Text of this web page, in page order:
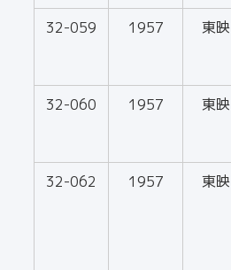
32-059 1957 東映
32-060 1957 東映
32-062 1957 東映